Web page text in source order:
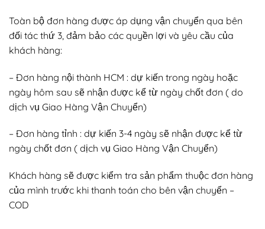
Toàn bộ đơn hàng được áp dụng vận chuyển qua bên
đối tác thứ 3, đảm bảo các quyền lợi và yêu cầu của
khách hàng:
– Đơn hàng nội thành HCM : dự kiến trong ngày hoặc
ngày hôm sau sẽ nhận được kể từ ngày chốt đơn ( do
dịch vụ Giao Hàng Vận Chuyển)
– Đơn hàng tỉnh : dự kiến 3-4 ngày sẽ nhận được kể từ
ngày chốt đơn ( dịch vụ Giao Hàng Vận Chuyển)
Khách hàng sẽ được kiểm tra sản phẩm thuộc đơn hàng
của mình trước khi thanh toán cho bên vận chuyển –
COD